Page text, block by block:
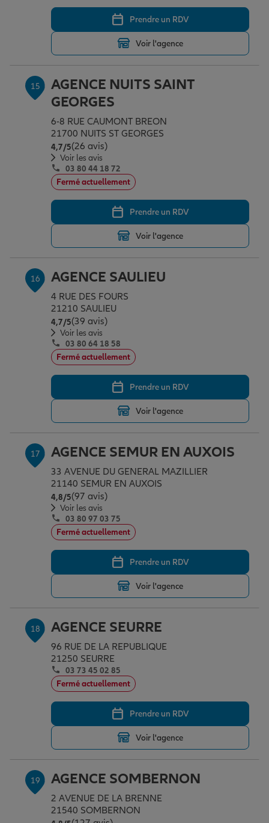
Prendre un RDV
Voir l'agence
15
AGENCE NUITS SAINT
GEORGES
6-8 RUE CAUMONT BREON
21700 NUITS ST GEORGES
4,7/5Note de 4.7 sur 5
(26 avis)
Voir les avis
03 80 44 18 72
Fermé actuellement
Prendre un RDV
Voir l'agence
16 AGENCE SAULIEU
4 RUE DES FOURS
21210 SAULIEU
4,7/5Note de 4.7 sur 5
(39 avis)
Voir les avis
03 80 64 18 58
Fermé actuellement
Prendre un RDV
Voir l'agence
17 AGENCE SEMUR EN AUXOIS
33 AVENUE DU GENERAL MAZILLIER
21140 SEMUR EN AUXOIS
4,8/5Note de 4.8 sur 5
(97 avis)
Voir les avis
03 80 97 03 75
Fermé actuellement
Prendre un RDV
Voir l'agence
18 AGENCE SEURRE
96 RUE DE LA REPUBLIQUE
21250 SEURRE
03 73 45 02 85
Fermé actuellement
Prendre un RDV
Voir l'agence
19 AGENCE SOMBERNON
2 AVENUE DE LA BRENNE
21540 SOMBERNON